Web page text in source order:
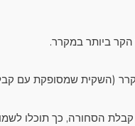
הקר ביותר במקרר.
(השקית שמסופקת עם
קבלת הסחורה, כך תוכלו